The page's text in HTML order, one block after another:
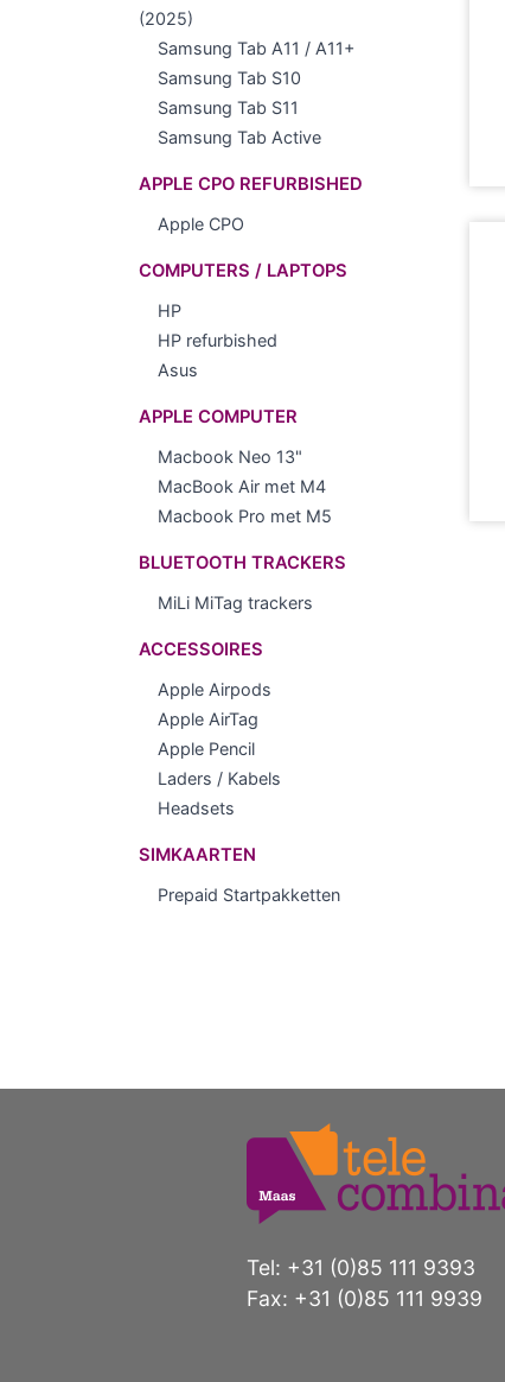
(2025)
Samsung Tab A11 / A11+
Samsung Tab S10
Samsung Tab S11
Samsung Tab Active
APPLE CPO REFURBISHED
Apple CPO
COMPUTERS / LAPTOPS
HP
HP refurbished
Asus
APPLE COMPUTER
Macbook Neo 13"
MacBook Air met M4
Macbook Pro met M5
BLUETOOTH TRACKERS
MiLi MiTag trackers
ACCESSOIRES
Apple Airpods
Apple AirTag
Apple Pencil
Laders / Kabels
Headsets
SIMKAARTEN
Prepaid Startpakketten
Tel: +31 (0)85 111 9393
Fax: +31 (0)85 111 9939